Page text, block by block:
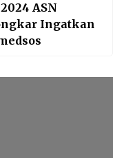
ASN
Ingatkan